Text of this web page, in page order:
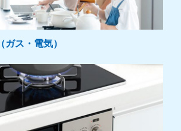
（ガス・電気）